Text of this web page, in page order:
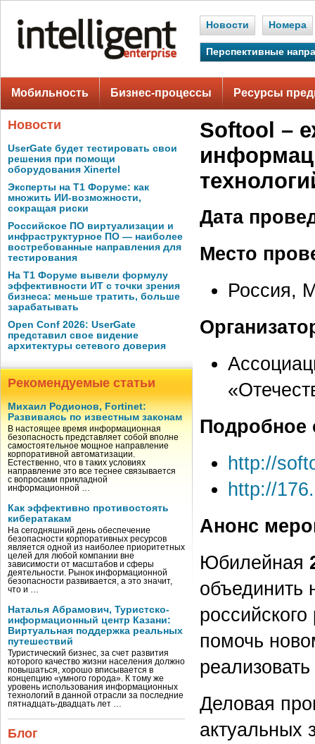
Новости Номера
Перспективные
Мобильность Бизнес-процессы Ресурсы
Новости
UserGate будет тестировать свои
решения при помощи
оборудования Xinertel
Эксперты на Т1 Форуме: как
множить ИИ-возможности,
сокращая риски
Российское ПО виртуализации и
инфраструктурное ПО — наиболее
востребованные направления для
тестирования
На Т1 Форуме вывели формулу
эффективности ИТ с точки зрения
бизнеса: меньше тратить, больше
зарабатывать
Open Conf 2026: UserGate
представил свое видение
архитектуры сетевого доверия
Рекомендуемые статьи
Михаил Родионов, Fortinet:
Развиваясь по известным законам
В настоящее время информационная
безопасность представляет собой вполне
самостоятельное мощное направление
корпоративной автоматизации.
Естественно, что в таких условиях
направление это все теснее связывается
с вопросами прикладной
информационной …
Как эффективно противостоять
кибератакам
На сегодняшний день обеспечение
безопасности корпоративных ресурсов
является одной из наиболее приоритетных
целей для любой компании вне
зависимости от масштабов и сферы
деятельности. Рынок информационной
безопасности развивается, а это значит,
что и …
Наталья Абрамович, Туристско-
информационный центр Казани:
Виртуальная поддержка реальных
путешествий
Туристический бизнес, за счет развития
которого качество жизни населения должно
повышаться, хорошо вписывается в
концепцию «умного города». К тому же
уровень использования информационных
технологий в данной отрасли за последние
пятнадцать-двадцать лет …
Блог
Softool –
Дата
Место
Россия,
Подробное
http://
http://
Анонс
Юбилейная
объединить
помочь
Деловая
актуальных